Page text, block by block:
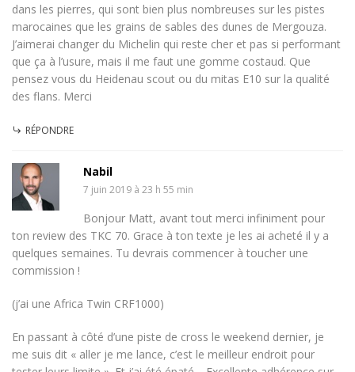
dans les pierres, qui sont bien plus nombreuses sur les pistes
marocaines que les grains de sables des dunes de Mergouza.
J’aimerai changer du Michelin qui reste cher et pas si performant
que ça à l’usure, mais il me faut une gomme costaud. Que
pensez vous du Heidenau scout ou du mitas E10 sur la qualité
des flans. Merci
RÉPONDRE
Nabil
7 juin 2019 à 23 h 55 min
Bonjour Matt, avant tout merci infiniment pour
ton review des TKC 70. Grace à ton texte je les ai acheté il y a
quelques semaines. Tu devrais commencer à toucher une
commission !
(j’ai une Africa Twin CRF1000)
En passant à côté d’une piste de cross le weekend dernier, je
me suis dit « aller je me lance, c’est le meilleur endroit pour